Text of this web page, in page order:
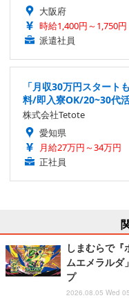
大阪府
時給1,400円～1,750円
派遣社員
「月収30万円スター
料/即入寮OK/20~30代
株式会社Tetote
愛知県
月給27万円～34万円
正社員
しまむらで
ムエメラルダ
プ
2026.08.05 Wed